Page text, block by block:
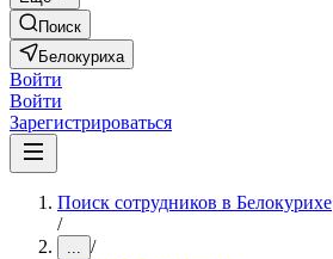
Поиск
Белокуриха
Войти
Войти
Зарегистрироваться
Поиск сотрудников в Белокурихе
/
... /